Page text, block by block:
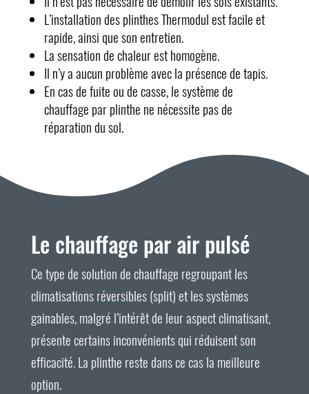
L’installation des plinthes Thermodul est facile et
rapide, ainsi que son entretien.
La sensation de chaleur est homogène.
Il n’y a aucun problème avec la présence de tapis.
En cas de fuite ou de casse, le système de
chauffage par plinthe ne nécessite pas de
réparation du sol.
Le chauffage par air pulsé
Ce type de solution de chauffage regroupant les
climatisations réversibles (split) et les systèmes
gainables, malgré l’intérêt de leur aspect climatisant,
présente certains inconvénients qui réduisent son
efficacité. La plinthe reste dans ce cas la meilleure
option.